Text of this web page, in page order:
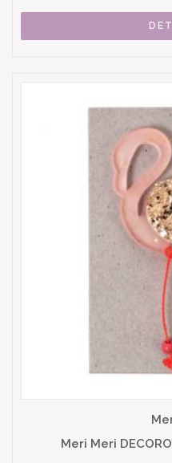
Meri Meri